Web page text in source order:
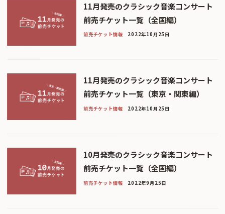
11月発売のクラシック音楽コンサート
前売チケット一覧（全国編）
前売チケット情報 2022年10月25日
11月発売のクラシック音楽コンサート
前売チケット一覧（東京・関東編）
前売チケット情報 2022年10月25日
10月発売のクラシック音楽コンサート
前売チケット一覧（全国編）
前売チケット情報 2022年9月25日